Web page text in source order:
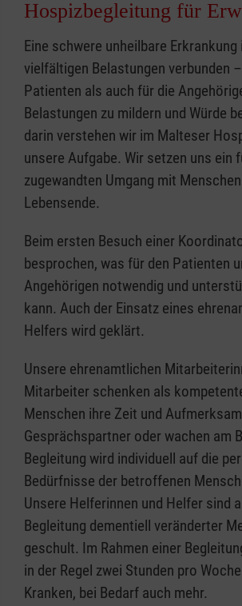
Vorbereitungslehrgang für
Hospizhelfer*innen teilnehmen
Wenn Sie interessiert sind,
bitte telefonisch unter 089
per Email unter
Koordinatorinnen geben Ihnen
Informationen.
Letzte-Hilfe-Kurs "Begleiten
am Lebensende"
Montag, 16.11.2026, 14:30 -
VHS Gilching, Landsberger Str.
Gilching, Anmeldung unter 08105
vhs@vhs-gilching.de
Donnerstag, 19.11.2026, 14:30 -
der Würmtal Insel, Pasinger Str.
Planegg, Anmeldung unter 089
Unsere Koordinatorinnen
Interessierten, was Angehörige
wissen sollten und was sie für
Nahestehenden am Ende des
können:
anschließend für die
entscheiden, kostenlos. Unsere
Hospizhelferinnen und
während einer Begleitung von
Koordinatorinnen unterstützt und
den monatlichen
sowie an den Supervisionen und
teil.
Ehrenamtliche Aufgaben
Hospizbereich umfassen...
Die Begleitung sterbender
schwerkranker Menschen in
jeweiligen persönlichen
Über diese Arbeit hinaus
bei...
Informationsständen
In der Bildungsarbeit
Aktivitäten zusammen mit
lokalen Projekten
allgemeinen
z.B. Mitarbeit in der
um Trauerbegleitung
um Fortbildungen für unsere
Ehrenamtlichen zu finanzieren
um Schulprojekte weiter
Der Malteser Hospiz- und
Palliativberatungsdienst ist
finanzielle Unterstützung. Jeder
Ein herzliches Vergelt´s Gott für
Spendenkonto:
Malteser Hilfsdienst e.V.,
„Hospizarbeit“
Konto-Nr. 1201213556, Pax-
IBAN: DE1237 0601 2012 0121
GENODED1PA7
Hospizbegleitung für
Eine schwere unheilbare
vielfältigen Belastungen verbunden
Patienten als auch für die
Belastungen zu mildern und Würde
darin verstehen wir im Malteser
unsere Aufgabe. Wir setzen uns ein
zugewandten Umgang mit
Lebensende.
Beim ersten Besuch einer
besprochen, was für den Patienten
Angehörigen notwendig und
kann. Auch der Einsatz eines
Helfers wird geklärt.
Unsere ehrenamtlichen
Mitarbeiter schenken als
Menschen ihre Zeit und
Gesprächspartner oder wachen am
Begleitung wird individuell auf die
Bedürfnisse der betroffenen
Unsere Helferinnen und Helfer sind
Begleitung dementiell veränderter
geschult. Im Rahmen einer
in der Regel zwei Stunden pro
Kranken, bei Bedarf auch mehr.